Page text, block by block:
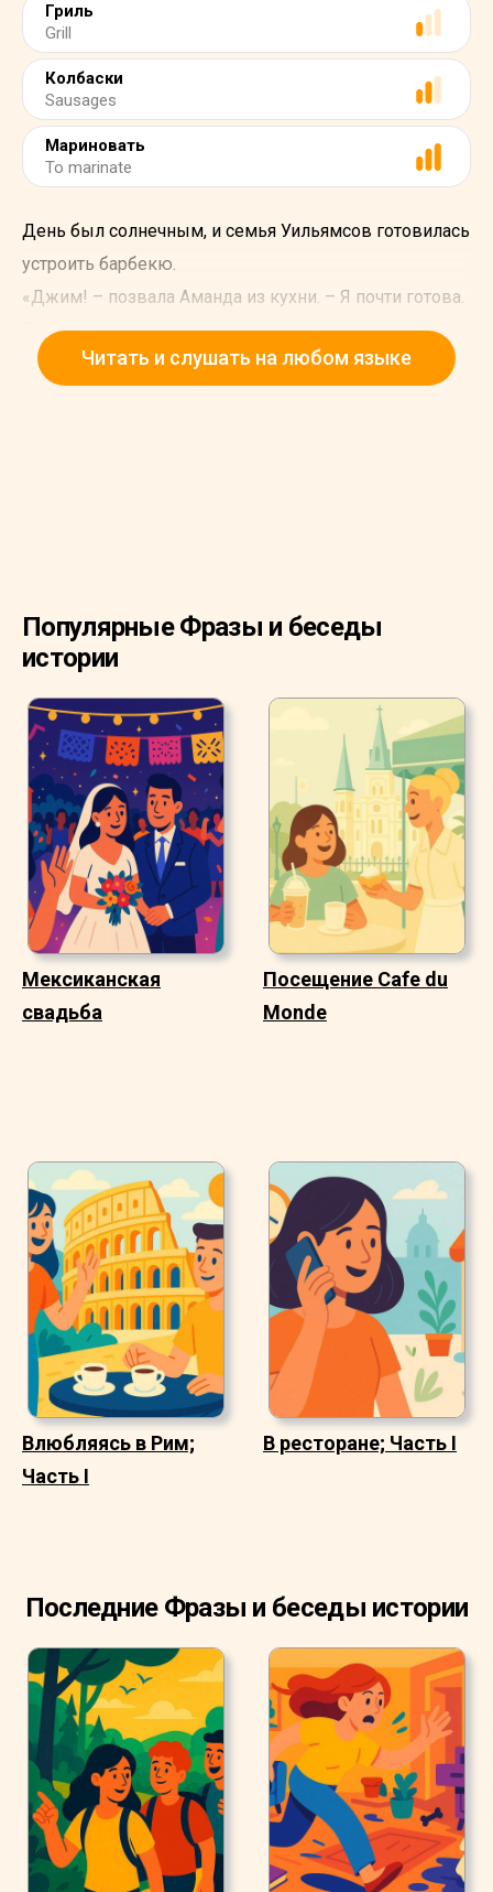
Гриль
Grill
Колбаски
Sausages
Мариновать
To marinate
День был солнечным, и семья Уильямсов готовилась
устроить барбекю.
«Джим! – позвала Аманда из кухни. – Я почти готова.
Пожалуйста, зажги уголь!»
«Хорошо!» – ответил Джим.
Читать и слушать на любом языке
Популярные Фразы и беседы
истории
Мексиканская
свадьба
Посещение Cafe du
Monde
Влюбляясь в Рим;
Часть I
В ресторане; Часть I
Последние Фразы и беседы истории